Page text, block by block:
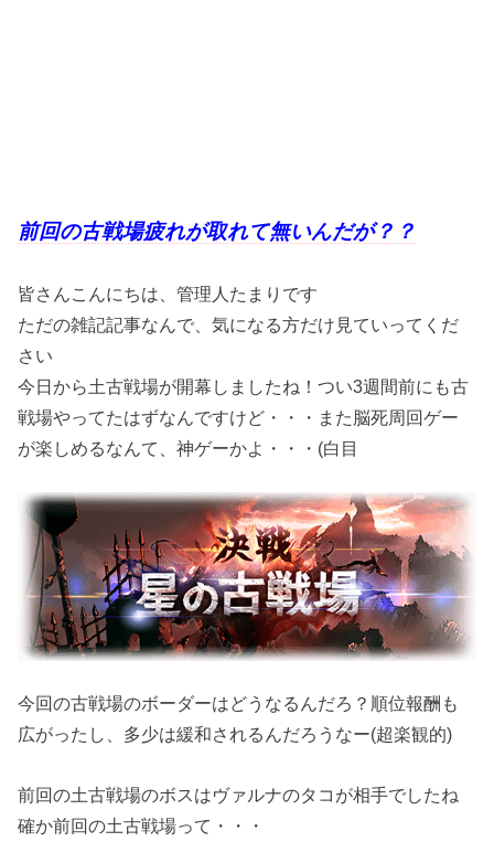
前回の古戦場疲れが取れて無いんだが？？
皆さんこんにちは、管理人たまりです
ただの雑記記事なんで、気になる方だけ見ていってくだ
さい
今日から土古戦場が開幕しましたね！つい3週間前にも古
戦場やってたはずなんですけど・・・また脳死周回ゲー
が楽しめるなんて、神ゲーかよ・・・(白目
今回の古戦場のボーダーはどうなるんだろ？順位報酬も
広がったし、多少は緩和されるんだろうなー(超楽観的)
前回の土古戦場のボスはヴァルナのタコが相手でしたね
確か前回の土古戦場って・・・